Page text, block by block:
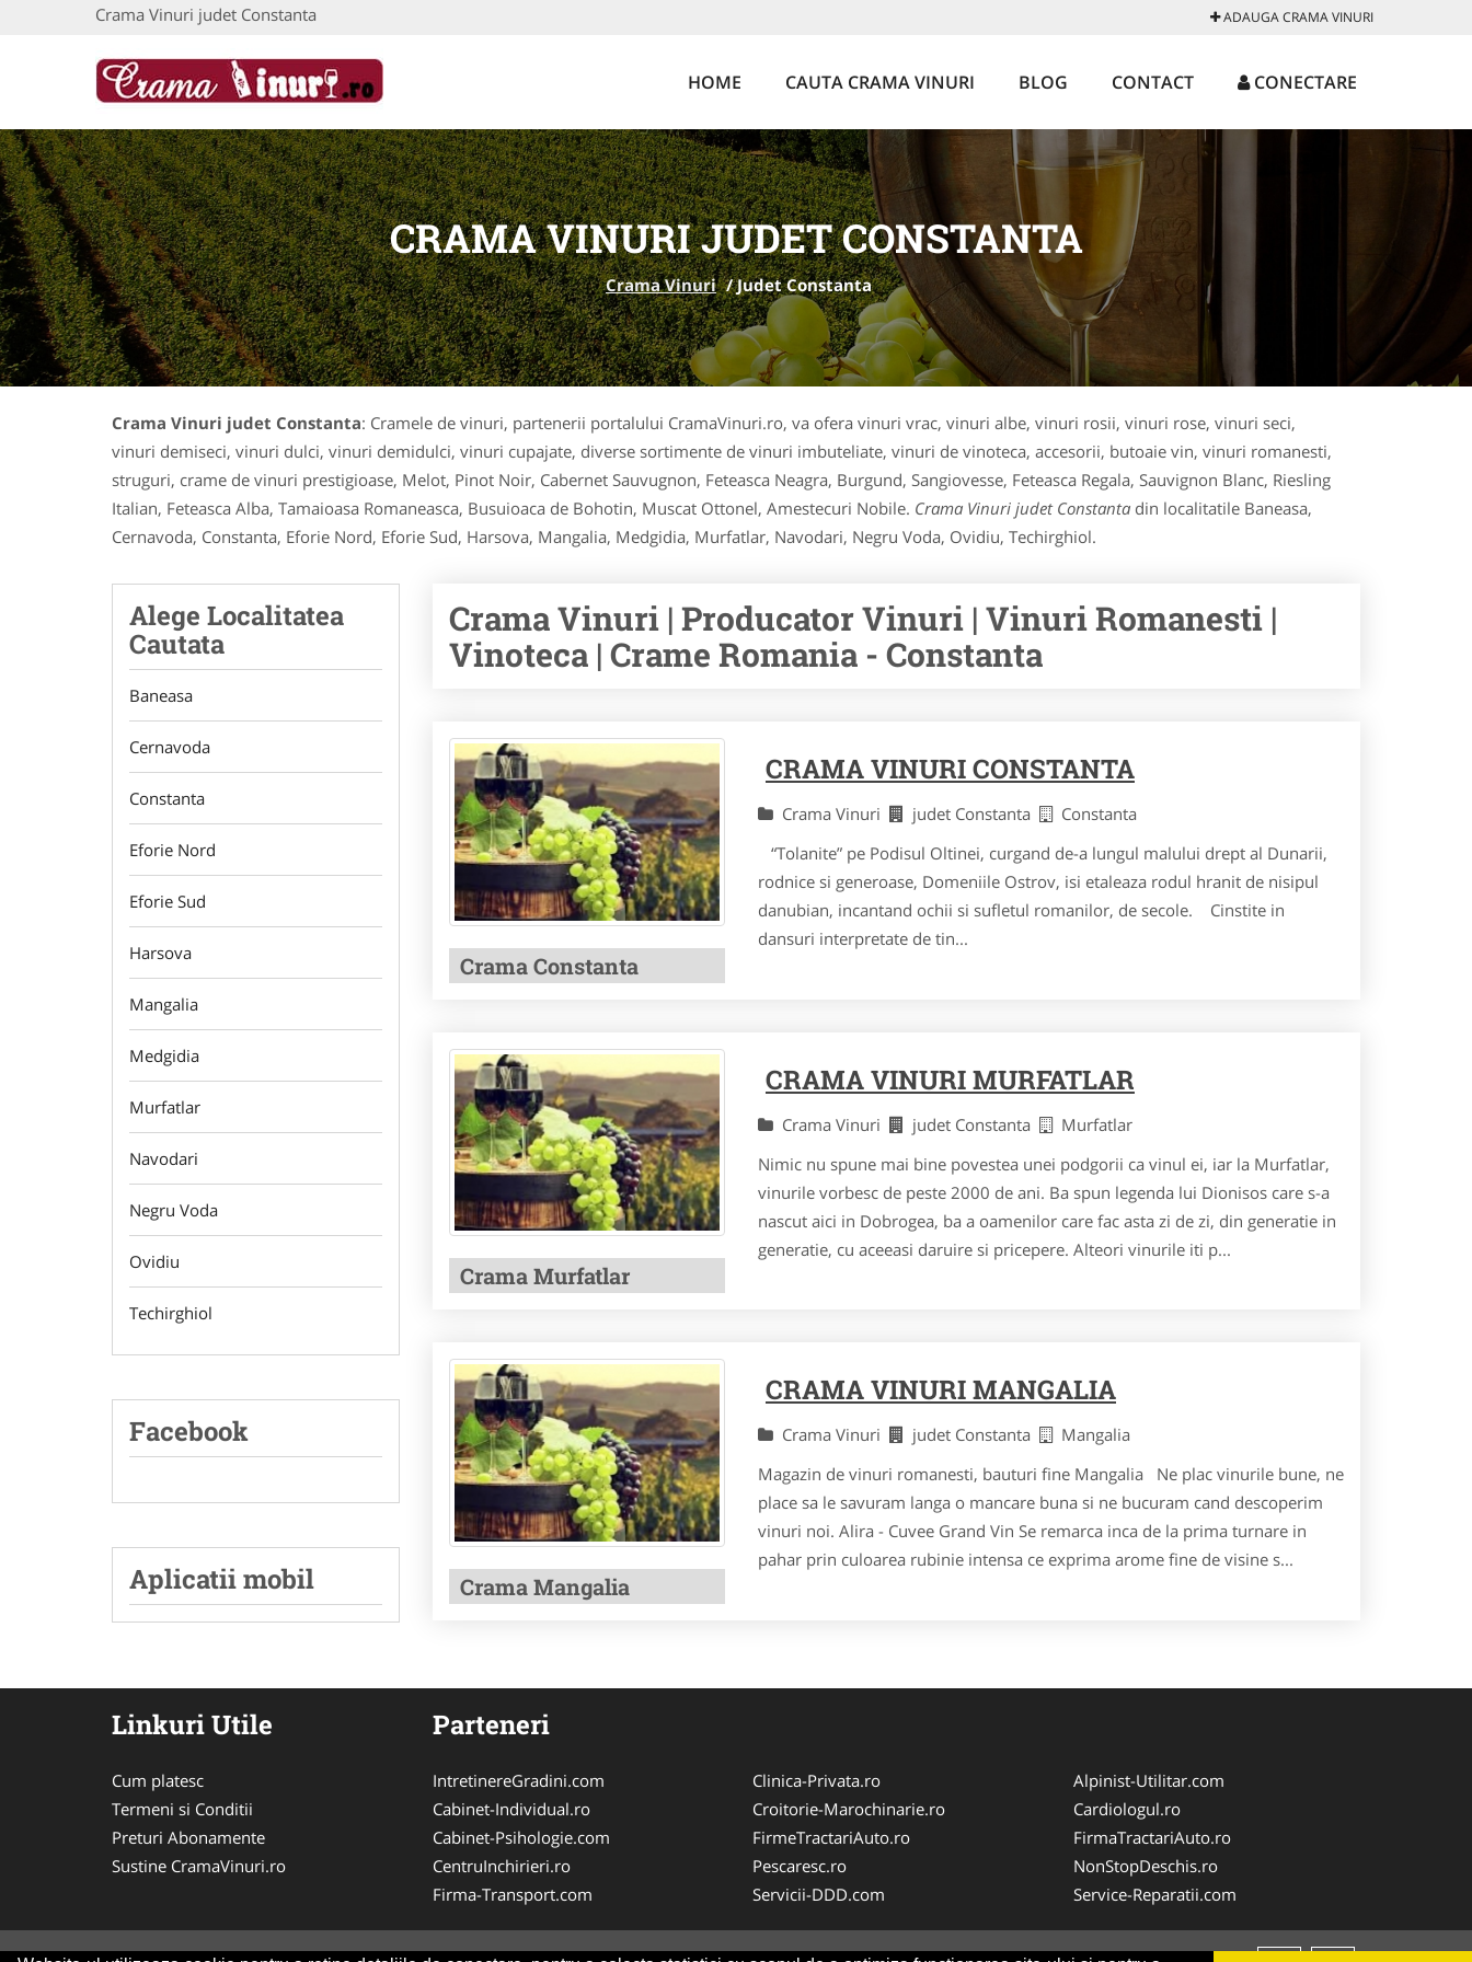
Crama Vinuri judet Constanta ADAUGA CRAMA VINURI
HOME CAUTA CRAMA VINURI BLOG CONTACT CONECTARE
CRAMA VINURI JUDET CONSTANTA
Crama Vinuri /Judet Constanta
Crama Vinuri judet Constanta: Cramele de vinuri, partenerii portalului CramaVinuri.ro, va ofera vinuri vrac, vinuri albe, vinuri rosii, vinuri rose, vinuri seci,
vinuri demiseci, vinuri dulci, vinuri demidulci, vinuri cupajate, diverse sortimente de vinuri imbuteliate, vinuri de vinoteca, accesorii, butoaie vin, vinuri romanesti,
struguri, crame de vinuri prestigioase, Melot, Pinot Noir, Cabernet Sauvugnon, Feteasca Neagra, Burgund, Sangiovesse, Feteasca Regala, Sauvignon Blanc, Riesling
Italian, Feteasca Alba, Tamaioasa Romaneasca, Busuioaca de Bohotin, Muscat Ottonel, Amestecuri Nobile. Crama Vinuri judet Constanta din localitatile Baneasa,
Cernavoda, Constanta, Eforie Nord, Eforie Sud, Harsova, Mangalia, Medgidia, Murfatlar, Navodari, Negru Voda, Ovidiu, Techirghiol.
Alege Localitatea
Cautata
Baneasa
Cernavoda
Constanta
Eforie Nord
Eforie Sud
Harsova
Mangalia
Medgidia
Murfatlar
Navodari
Negru Voda
Ovidiu
Techirghiol
Facebook
Aplicatii mobil
Crama Vinuri | Producator Vinuri | Vinuri Romanesti |
Vinoteca | Crame Romania - Constanta
Crama Constanta
CRAMA VINURI CONSTANTA
Crama Vinuri judet Constanta
Constanta
“Tolanite” pe Podisul Oltinei, curgand de-a lungul malului drept al Dunarii,
rodnice si generoase, Domeniile Ostrov, isi etaleaza rodul hranit de nisipul
danubian, incantand ochii si sufletul romanilor, de secole. Cinstite in
dansuri interpretate de tin...
Crama Murfatlar
CRAMA VINURI MURFATLAR
Crama Vinuri judet Constanta
Murfatlar
Nimic nu spune mai bine povestea unei podgorii ca vinul ei, iar la Murfatlar,
vinurile vorbesc de peste 2000 de ani. Ba spun legenda lui Dionisos care s-a
nascut aici in Dobrogea, ba a oamenilor care fac asta zi de zi, din generatie in
generatie, cu aceeasi daruire si pricepere. Alteori vinurile iti p...
Crama Mangalia
CRAMA VINURI MANGALIA
Crama Vinuri judet Constanta
Mangalia
Magazin de vinuri romanesti, bauturi fine Mangalia Ne plac vinurile bune, ne
place sa le savuram langa o mancare buna si ne bucuram cand descoperim
vinuri noi. Alira - Cuvee Grand Vin Se remarca inca de la prima turnare in
pahar prin culoarea rubinie intensa ce exprima arome fine de visine s...
Linkuri Utile
Cum platesc
Termeni si Conditii
Preturi Abonamente
Sustine CramaVinuri.ro
Parteneri
IntretinereGradini.com
Cabinet-Individual.ro
Cabinet-Psihologie.com
CentruInchirieri.ro
Firma-Transport.com
Clinica-Privata.ro
Croitorie-Marochinarie.ro
FirmeTractariAuto.ro
Pescaresc.ro
Servicii-DDD.com
Alpinist-Utilitar.com
Cardiologul.ro
FirmaTractariAuto.ro
NonStopDeschis.ro
Service-Reparatii.com